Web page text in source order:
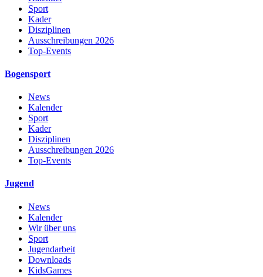
Sport
Kader
Disziplinen
Ausschreibungen 2026
Top-Events
Bogensport
News
Kalender
Sport
Kader
Disziplinen
Ausschreibungen 2026
Top-Events
Jugend
News
Kalender
Wir über uns
Sport
Jugendarbeit
Downloads
KidsGames